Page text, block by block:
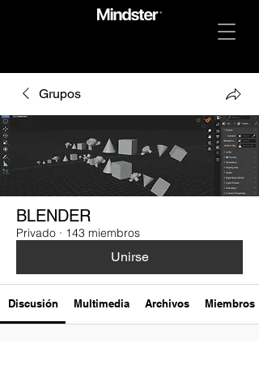
Grupos
BLENDER
Privado · 143 miembros
Unirse
Discusión Multimedia Archivos Miembros